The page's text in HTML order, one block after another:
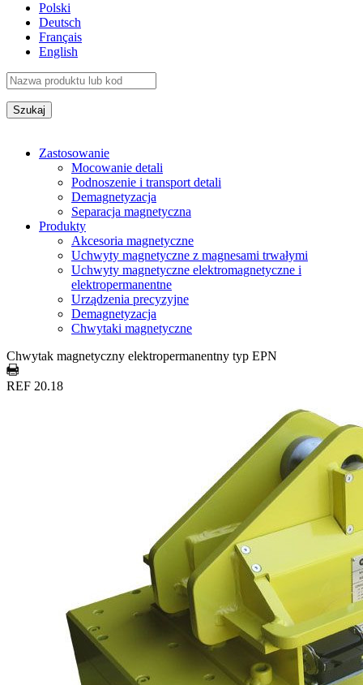
Polski
Deutsch
Français
English
Zastosowanie
Mocowanie detali
Podnoszenie i transport detali
Demagnetyzacja
Separacja magnetyczna
Produkty
Akcesoria magnetyczne
Uchwyty magnetyczne z magnesami trwałymi
Uchwyty magnetyczne elektromagnetyczne i
elektropermanentne
Urządzenia precyzyjne
Demagnetyzacja
Chwytaki magnetyczne
Chwytak magnetyczny elektropermanentny typ EPN
REF 20.18